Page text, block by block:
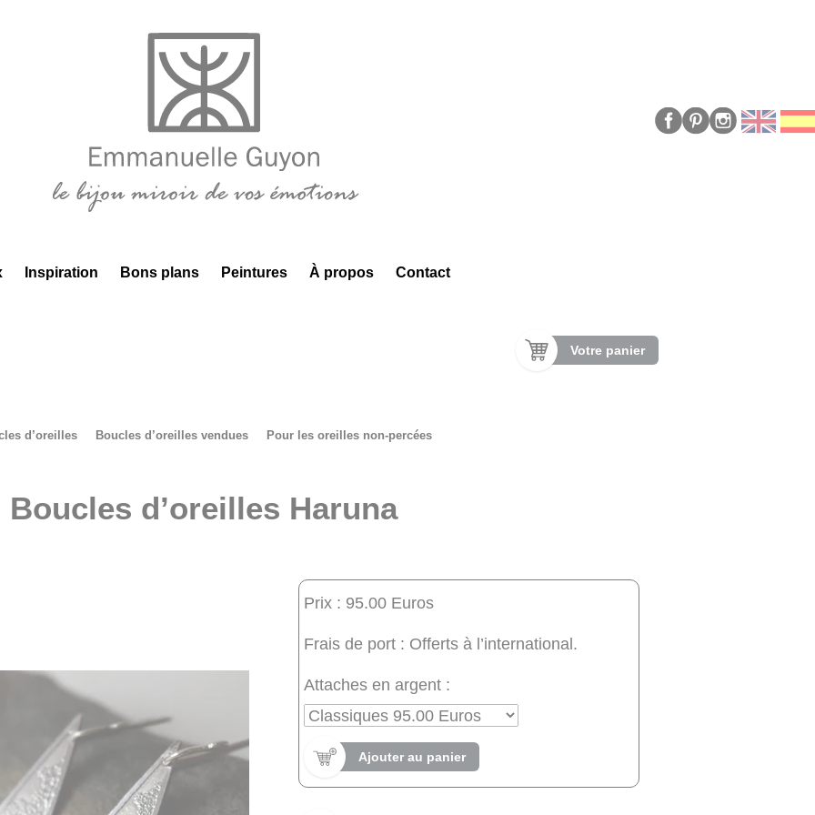
Inspiration Bons plans Peintures À propos Contact
Votre panier
d’oreilles Boucles d’oreilles vendues Pour les oreilles non-percées
Boucles d’oreilles Haruna
Prix : 95.00 Euros
Frais de port : Offerts à l’international.
Attaches en argent :
Ajouter au panier